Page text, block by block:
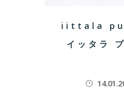
iittala
イッタラ